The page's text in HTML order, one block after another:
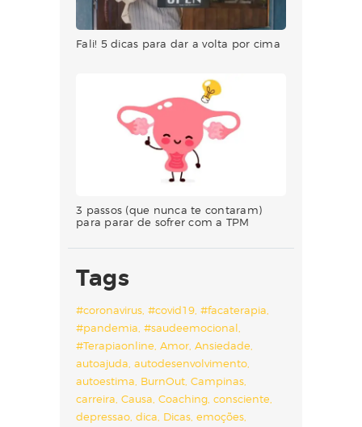
Fali! 5 dicas para dar a volta por cima
3 passos (que nunca te contaram)
para parar de sofrer com a TPM
Tags
#coronavirus #covid19 #facaterapia
#pandemia #saudeemocional
#Terapiaonline Amor Ansiedade
autoajuda autodesenvolvimento
autoestima BurnOut Campinas
carreira Causa Coaching consciente
depressao dica Dicas emoções